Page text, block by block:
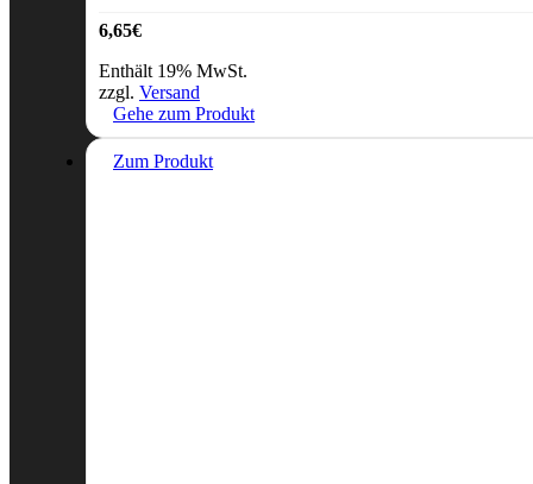
6,65€
Enthält 19% MwSt.
zzgl. Versand
Gehe zum Produkt
Zum Produkt